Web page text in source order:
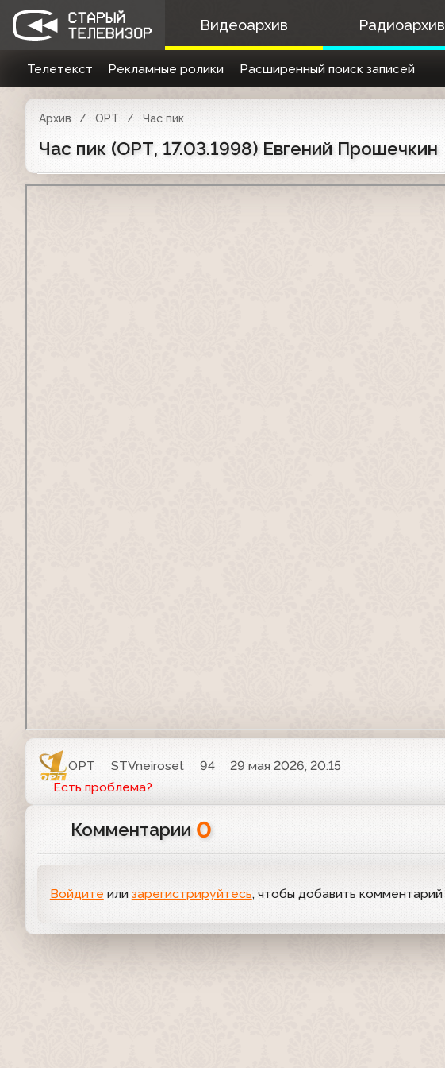
Видеоархив Радиоархив
Телетекст Рекламные ролики Расширенный поиск записей
Архив ОРТ Час пик
Час пик (ОРТ, 17.03.1998) Евгений Прошечкин
ОРТ STVneiroset 94
29 мая 2026, 20:15
Есть проблема?
Комментарии 0
Войдите или зарегистрируйтесь, чтобы добавить комментарий